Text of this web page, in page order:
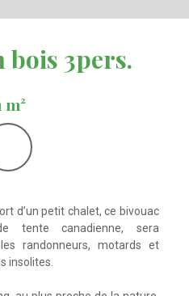
bois 3pers.
m²
tente canadienne, sera
randonneurs, motards et
insolites.